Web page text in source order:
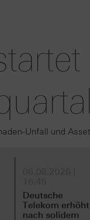
Unfall und
Deutsche
Telekom erhöht
nach solidem